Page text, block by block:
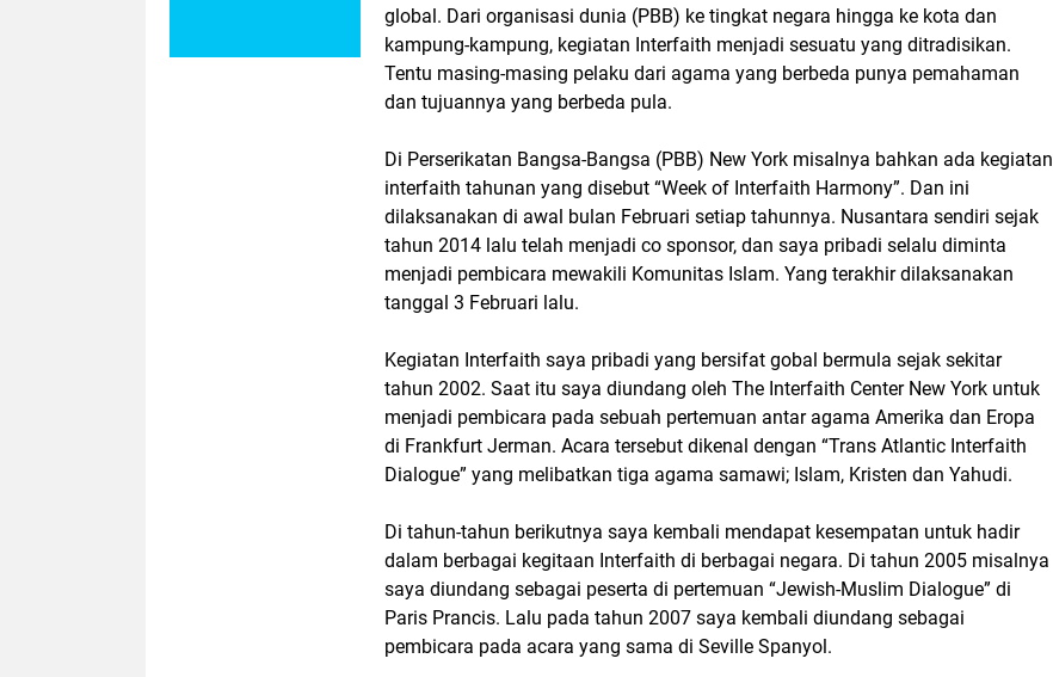
global. Dari organisasi dunia (PBB) ke tingkat negara hingga ke kota dan
kampung-kampung, kegiatan Interfaith menjadi sesuatu yang ditradisikan.
Tentu masing-masing pelaku dari agama yang berbeda punya pemahaman
dan tujuannya yang berbeda pula.
Di Perserikatan Bangsa-Bangsa (PBB) New York misalnya bahkan ada kegiatan
interfaith tahunan yang disebut “Week of Interfaith Harmony”. Dan ini
dilaksanakan di awal bulan Februari setiap tahunnya. Nusantara sendiri sejak
tahun 2014 lalu telah menjadi co sponsor, dan saya pribadi selalu diminta
menjadi pembicara mewakili Komunitas Islam. Yang terakhir dilaksanakan
tanggal 3 Februari lalu.
Kegiatan Interfaith saya pribadi yang bersifat gobal bermula sejak sekitar
tahun 2002. Saat itu saya diundang oleh The Interfaith Center New York untuk
menjadi pembicara pada sebuah pertemuan antar agama Amerika dan Eropa
di Frankfurt Jerman. Acara tersebut dikenal dengan “Trans Atlantic Interfaith
Dialogue” yang melibatkan tiga agama samawi; Islam, Kristen dan Yahudi.
Di tahun-tahun berikutnya saya kembali mendapat kesempatan untuk hadir
dalam berbagai kegitaan Interfaith di berbagai negara. Di tahun 2005 misalnya
saya diundang sebagai peserta di pertemuan “Jewish-Muslim Dialogue” di
Paris Prancis. Lalu pada tahun 2007 saya kembali diundang sebagai
pembicara pada acara yang sama di Seville Spanyol.